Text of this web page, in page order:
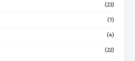
(23)
(1)
(4)
(22)